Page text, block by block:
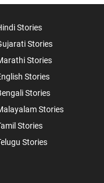
Stories
Stories
Stories
Stories
Stories
Stories
Stories
Stories